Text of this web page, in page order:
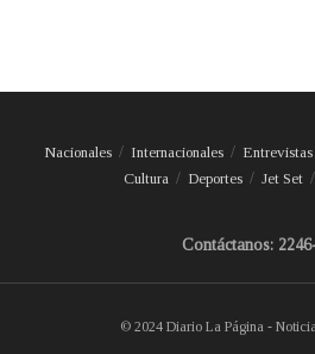
Nacionales Internacionales Entrevistas
Cultura
Deportes Jet Set
Contáctanos:
© 2024 Diario La Página -